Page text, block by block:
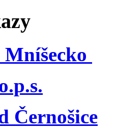
Černošice